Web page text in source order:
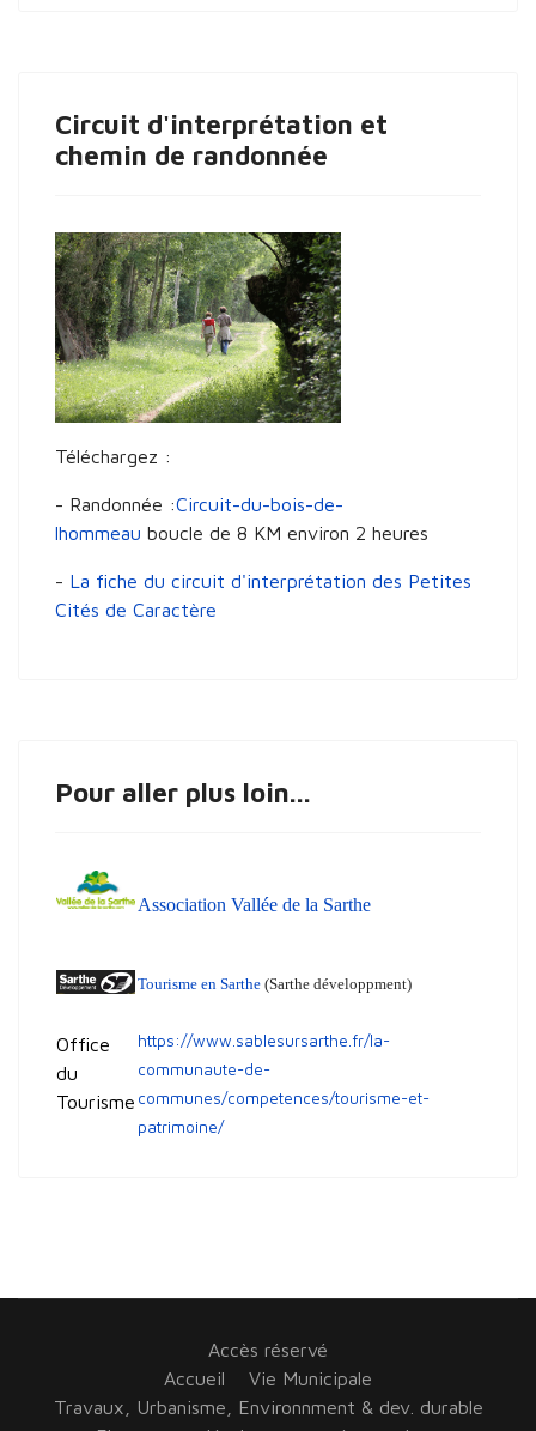
Circuit d'interprétation et
chemin de randonnée
Téléchargez :
- Randonnée :Circuit-du-bois-de-
lhommeau boucle de 8 KM environ 2 heures
- La fiche du circuit d'interprétation des Petites
Cités de Caractère
Pour aller plus loin...
Association Vallée de la Sarthe
Tourisme en Sarthe (Sarthe développment)
Office
du
Tourisme
https://www.sablesursarthe.fr/la-
communaute-de-
communes/competences/tourisme-et-
patrimoine/
Accès réservé
Accueil
Vie Municipale
Travaux, Urbanisme, Environnment & dev. durable